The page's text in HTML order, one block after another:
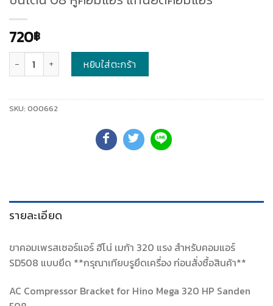
720฿
หยิบใส่ตะกร้า
SKU: 000662
รายละเอียด
ขาคอมเพรสเซอร์แอร์ ฮีโน่ เมก้า 320 แรง สำหรับคอมแอร์
SD508 แบบยึด **กรุณาเทียบรูยึดเครื่อง ก่อนสั่งซื้อสินค้า**
AC Compressor Bracket for Hino Mega 320 HP Sanden